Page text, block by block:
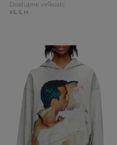
Dostupné veľkosti:
XS, S, M